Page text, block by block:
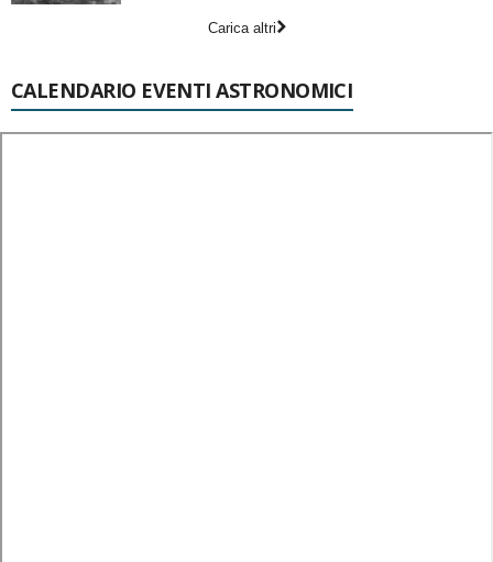
Carica altri
CALENDARIO EVENTI ASTRONOMICI